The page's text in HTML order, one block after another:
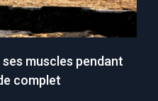
muscles pendant
complet